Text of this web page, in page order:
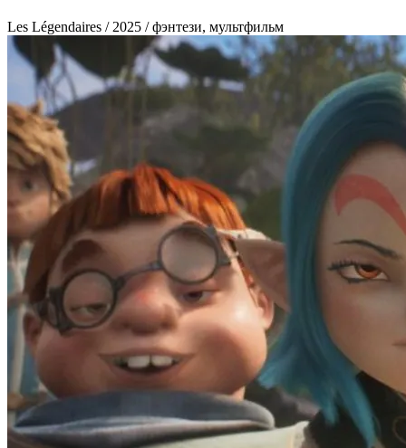
Les Légendaires / 2025 / фэнтези, мультфильм